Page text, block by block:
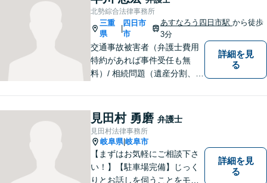
業法務など、幅広く対応可
能。【明確な料金体系】どう
ぞご連絡ください。
北勢綜合法律事務所
三重
県
四日市
市
あすなろう四日市駅 から徒歩
3分
交通事故被害者（弁護士費用
特約があれば事件受任も無
料）/ 相続問題（遺産分割、遺
さい。
詳細を見
る
見田村 勇磨 弁護士
見田村法律事務所
岐阜県|岐阜市
【まずはお気軽にご相談下さ
い！】【駐車場完備】じっく
りとお話しを伺うことをモッ
詳細を見
る